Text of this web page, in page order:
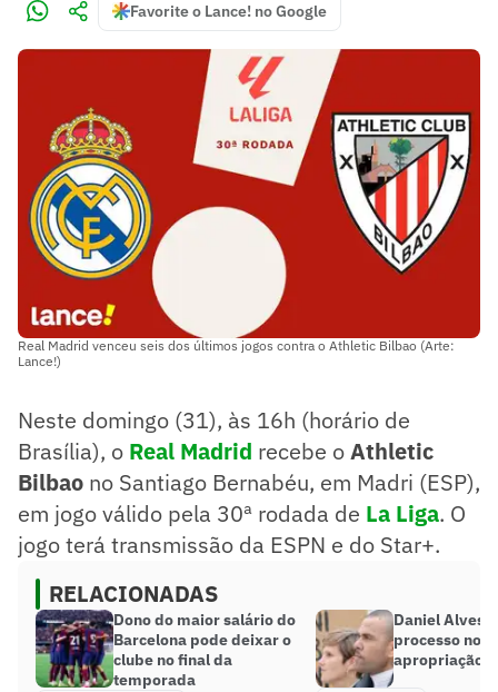
Favorite o Lance! no Google
Real Madrid venceu seis dos últimos jogos contra o Athletic Bilbao (Arte:
Lance!)
Neste domingo (31), às 16h (horário de
Brasília), o Real Madrid recebe oAthletic
Bilbao no Santiago Bernabéu, em Madri (ESP),
em jogo válido pela 30ª rodada de La Liga. O
jogo terá transmissão da ESPN e do Star+.
RELACIONADAS
Dono do maior salário do
Barcelona pode deixar o
clube no final da
temporada
Daniel Alves
processo no
apropriação